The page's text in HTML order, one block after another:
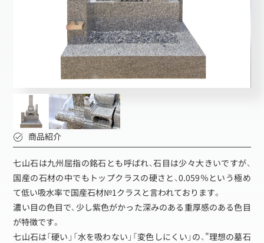
商品紹介
七山石は九州屈指の銘石とも呼ばれ、石目は少々大きいですが、
国産の石材の中でもトップクラスの硬さと、0.059％という極め
て低い吸水率で国産石材№1クラスと言われております。
濃い目の色目で、少し紫色がかった深みのある重厚感のある色目
が特徴です。
七山石は「硬い」「水を吸わない」「変色しにくい」の、"理想の墓石